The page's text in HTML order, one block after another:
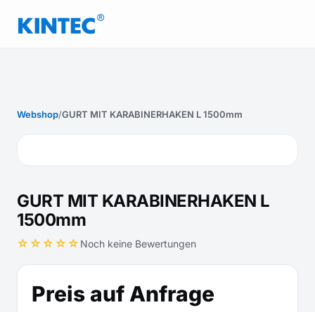
Webshop/GURT MIT KARABINERHAKEN L 1500mm
GURT MIT KARABINERHAKEN L
1500mm
☆☆☆☆☆ Noch keine Bewertungen
Preis auf Anfrage